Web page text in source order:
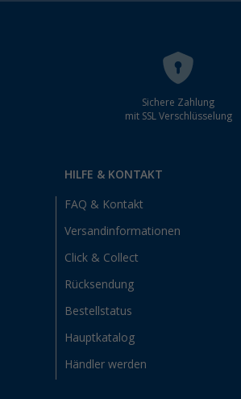
Sichere Zahlung
mit SSL Verschlüsselung
HILFE & KONTAKT
FAQ & Kontakt
Versandinformationen
Click & Collect
Rücksendung
Bestellstatus
Hauptkatalog
Händler werden